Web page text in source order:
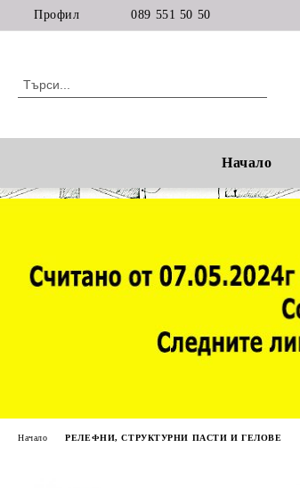
Профил 089 551 50 50
Начало
Начало РЕЛЕФНИ, СТРУКТУРНИ ПАСТИ И ГЕЛОВЕ